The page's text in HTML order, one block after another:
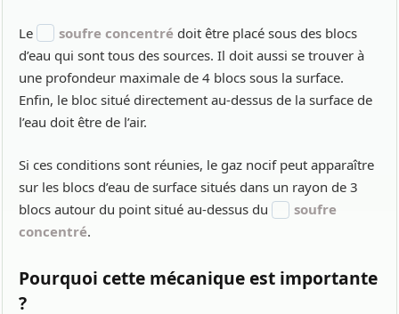
Le soufre concentré doit être placé sous des blocs
d’eau qui sont tous des sources. Il doit aussi se trouver à
une profondeur maximale de 4 blocs sous la surface.
Enfin, le bloc situé directement au-dessus de la surface de
l’eau doit être de l’air.
Si ces conditions sont réunies, le gaz nocif peut apparaître
sur les blocs d’eau de surface situés dans un rayon de 3
blocs autour du point situé au-dessus du
soufre
concentré.
Pourquoi cette mécanique est importante
?